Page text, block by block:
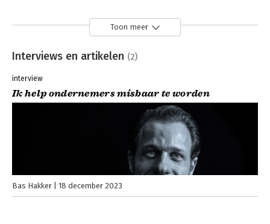
Toon meer
Interviews en artikelen (2)
interview
Ik help ondernemers misbaar te worden
Bas Hakker 18 december 2023